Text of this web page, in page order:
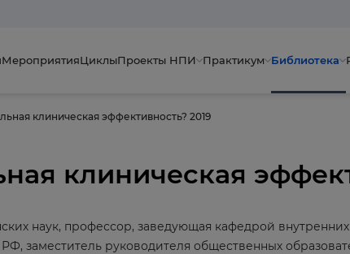
МероприятияЦиклыПроекты НПИ Практикум Библиотека
клиническая эффективность? 2019
клиническая
наук, профессор, заведующая кафедрой
заместитель руководителя общественных